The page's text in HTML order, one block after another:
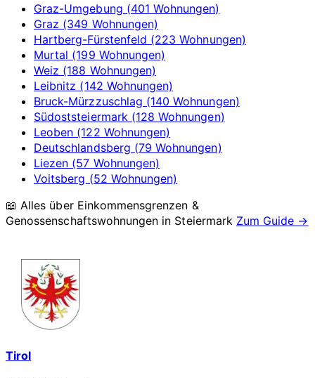
Graz-Umgebung (401 Wohnungen)
Graz (349 Wohnungen)
Hartberg-Fürstenfeld (223 Wohnungen)
Murtal (199 Wohnungen)
Weiz (188 Wohnungen)
Leibnitz (142 Wohnungen)
Bruck-Mürzzuschlag (140 Wohnungen)
Südoststeiermark (128 Wohnungen)
Leoben (122 Wohnungen)
Deutschlandsberg (79 Wohnungen)
Liezen (57 Wohnungen)
Voitsberg (52 Wohnungen)
📖 Alles über Einkommensgrenzen &
Genossenschaftswohnungen in Steiermark Zum Guide →
Tirol